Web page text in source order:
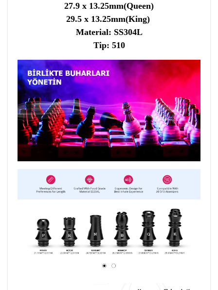
27.9 x 13.25mm(Queen)
29.5 x 13.25mm(King)
Material: SS304L
Tip: 510